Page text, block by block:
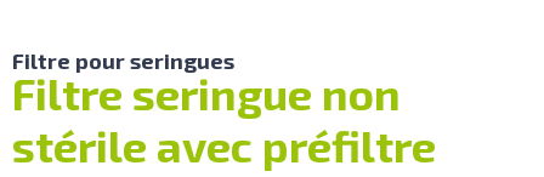
Filtre pour seringues
Filtre seringue non
stérile avec préfiltre